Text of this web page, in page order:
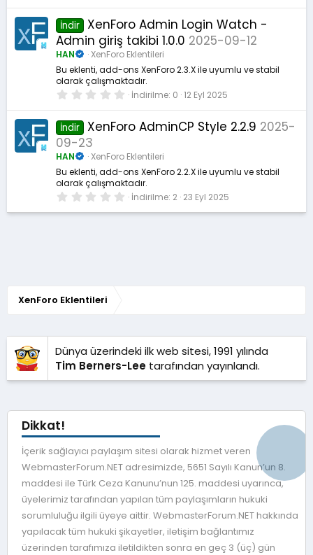
0
0
y
d
ı
z
İndir
XenForo Admin Login Watch -
Admin giriş takibi 1.0.0 2025-09-12
HAN
XenForo Eklentileri
Bu eklenti, add-ons XenForo 2.3.X ile uyumlu ve stabil
olarak çalışmaktadır.
0
0
0
y
d
ı
z
İndirilme 0 12 Eyl 2025
İndir XenForo AdminCP Style 2.2.9 2025-
09-23
HAN
XenForo Eklentileri
Bu eklenti, add-ons XenForo 2.2.X ile uyumlu ve stabil
olarak çalışmaktadır.
0
0
İndirilme 2 23 Eyl 2025
XenForo Eklentileri
Dünya üzerindeki ilk web sitesi, 1991 yılında
Tim Berners-Lee tarafından yayınlandı.
Dikkat!
İçerik sağlayıcı paylaşım sitesi olarak hizmet veren
WebmasterForum.NET adresimizde, 5651 Sayılı Kanun’un 8.
maddesi ile Türk Ceza Kanunu’nun 125. maddesi uyarınca,
üyelerimiz tarafından yapılan tüm paylaşımların hukuki
sorumluluğu ilgili üyeye aittir. WebmasterForum.NET hakkında
yapılacak tüm hukuki şikayetler, iletişim bağlantımız
üzerinden tarafımıza iletildikten sonra en geç 3 (üç) gün